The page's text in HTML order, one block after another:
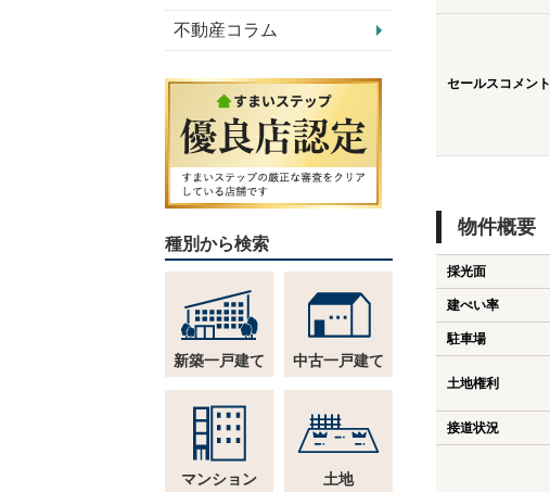
セールスコメント
物件概要
採光面
建ぺい率
駐車場
土地権利
接道状況
不動産コラム
種別から検索
新築一戸建て 中古一戸建て
マンション 土地